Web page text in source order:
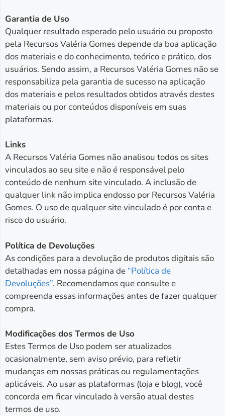
Garantia de Uso
Qualquer resultado esperado pelo usuário ou proposto
pela Recursos Valéria Gomes depende da boa aplicação
dos materiais e do conhecimento, teórico e prático, dos
usuários. Sendo assim, a Recursos Valéria Gomes não se
responsabiliza pela garantia de sucesso na aplicação
dos materiais e pelos resultados obtidos através destes
materiais ou por conteúdos disponíveis em suas
plataformas.
Links
A Recursos Valéria Gomes não analisou todos os sites
vinculados ao seu site e não é responsável pelo
conteúdo de nenhum site vinculado. A inclusão de
qualquer link não implica endosso por Recursos Valéria
Gomes. O uso de qualquer site vinculado é por conta e
risco do usuário.
Política de Devoluções
As condições para a devolução de produtos digitais são
detalhadas em nossa página de “Política de
Devoluções”. Recomendamos que consulte e
compreenda essas informações antes de fazer qualquer
compra.
Modificações dos Termos de Uso
Estes Termos de Uso podem ser atualizados
ocasionalmente, sem aviso prévio, para refletir
mudanças em nossas práticas ou regulamentações
aplicáveis. Ao usar as plataformas (loja e blog), você
concorda em ficar vinculado à versão atual destes
termos de uso.